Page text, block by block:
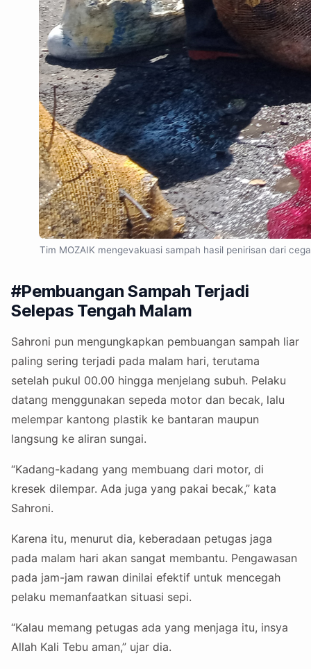
Tim MOZAIK mengevakuasi sampah hasil penirisan dari
#Pembuangan Sampah Terjadi
Selepas Tengah Malam
Sahroni pun mengungkapkan pembuangan sampah liar
paling sering terjadi pada malam hari, terutama
setelah pukul 00.00 hingga menjelang subuh. Pelaku
datang menggunakan sepeda motor dan becak, lalu
melempar kantong plastik ke bantaran maupun
langsung ke aliran sungai.
“Kadang-kadang yang membuang dari motor, di
kresek dilempar. Ada juga yang pakai becak,” kata
Sahroni.
Karena itu, menurut dia, keberadaan petugas jaga
pada malam hari akan sangat membantu. Pengawasan
pada jam-jam rawan dinilai efektif untuk mencegah
pelaku memanfaatkan situasi sepi.
“Kalau memang petugas ada yang menjaga itu, insya
Allah Kali Tebu aman,” ujar dia.